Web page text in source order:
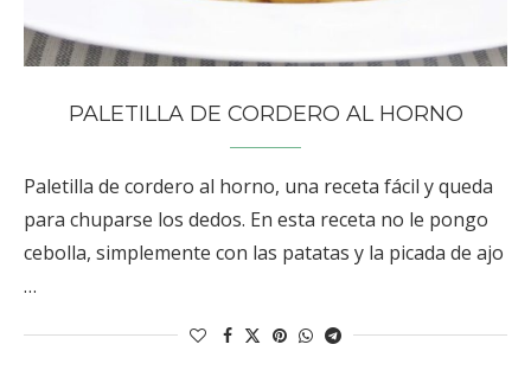
PALETILLA DE CORDERO AL HORNO
Paletilla de cordero al horno, una receta fácil y queda
para chuparse los dedos. En esta receta no le pongo
cebolla, simplemente con las patatas y la picada de ajo
…